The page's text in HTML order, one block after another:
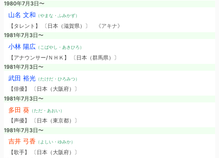
1980年7月3日〜
山名 文和 （やまな・ふみかず）
【タレント】 〔日本（滋賀県）〕
《アキナ》
1981年7月3日〜
小林 陽広 （こばやし・あきひろ）
【アナウンサー/ＮＨＫ】 〔日本（群馬県）〕
1981年7月3日〜
武田 裕光（たけだ・ひろみつ）
【俳優】 〔日本（大阪府）〕
1981年7月3日〜
多田 葵 （ただ・あおい）
【声優】 〔日本（東京都）〕
1981年7月3日〜
吉井 弓香 （よしい・ゆみか）
【歌手】 〔日本（大阪府）〕